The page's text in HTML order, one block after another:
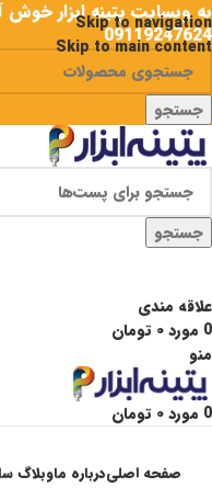
Skip to navigation
Skip to main content
به وبسایت پتینه ابزار
09119247624
جستجو
جستجو
علاقه مندی
0 مورد۰ تومان
منو
0 مورد۰ تومان
صفحه اصلیدرباره ماوبلاگ